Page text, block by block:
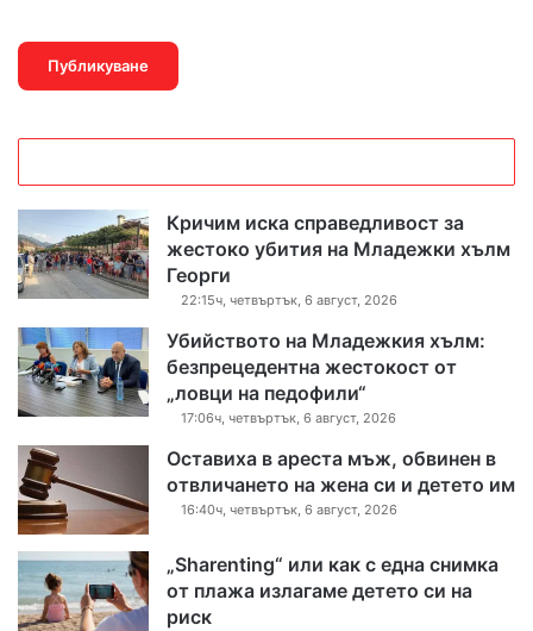
Кричим иска справедливост за
жестоко убития на Младежки хълм
Георги
22:15ч, четвъртък, 6 август, 2026
Убийството на Младежкия хълм:
безпрецедентна жестокост от
„ловци на педофили“
17:06ч, четвъртък, 6 август, 2026
Оставиха в ареста мъж, обвинен в
отвличането на жена си и детето им
16:40ч, четвъртък, 6 август, 2026
„Sharenting“ или как с една снимка
от плажа излагаме детето си на
риск